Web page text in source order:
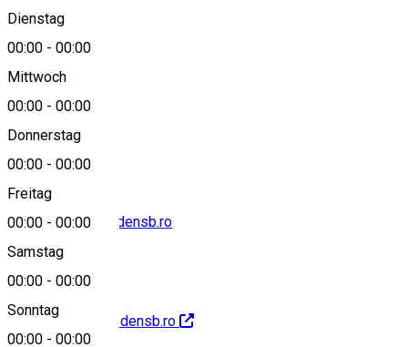
Dienstag
00:00 - 00:00
Mittwoch
00:00 - 00:00
Donnerstag
00:00 - 00:00
Freitag
00:00 - 00:00
Samstag
00:00 - 00:00
Sonntag
00:00 - 00:00
View on map
rezervari@hoteledensb.ro
http://www.hoteledensb.ro